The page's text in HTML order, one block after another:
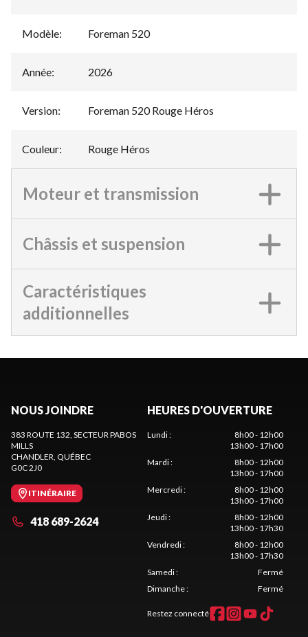
Modèle: Foreman 520
Année: 2026
Version: Foreman 520 Rouge Héros
Couleur: Rouge Héros
Moteur et transmission
Châssis et suspension
Caractéristiques
additionnelles
NOUS JOINDRE
383 ROUTE 132, SECTEUR PABOS
MILLS
CHANDLER, QUÉBEC
G0C 2J0
ITINÉRAIRE
418 689-2624
HEURES D'OUVERTURE
Lundi:
8h00 - 12h00
13h00 - 17h00
Mardi:
8h00 - 12h00
13h00 - 17h00
Mercredi:
8h00 - 12h00
13h00 - 17h00
Jeudi:
8h00 - 12h00
13h00 - 17h30
Vendredi:
8h00 - 12h00
13h00 - 17h30
Samedi:
Fermé
Dimanche: Fermé
Restez connecté